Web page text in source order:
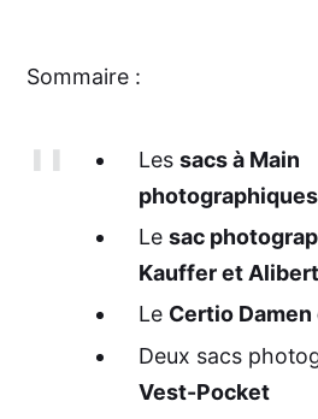
Sommaire :
Lessacs à Main
photographiques
Lesac
Kauffer et Alibert
Le Certio Damen
Deux sacs
Vest-Pocket